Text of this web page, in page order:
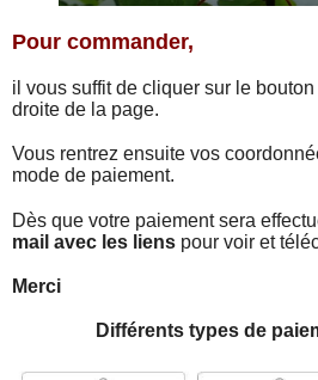
Pour commander,
il vous suffit de cliquer sur le bouton
droite de la page.
Vous rentrez ensuite vos
mode de paiement.
Dès que votre paiement sera
mail avec les liens pour voir et
Merci
Différents types de